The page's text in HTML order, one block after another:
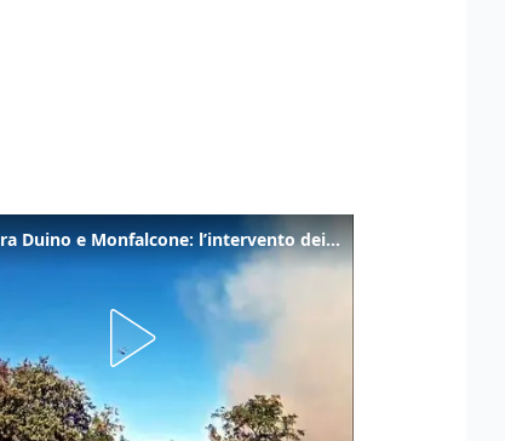
Incendio tra Duino e Monfalcone: l’intervento dei vigili del fuoco